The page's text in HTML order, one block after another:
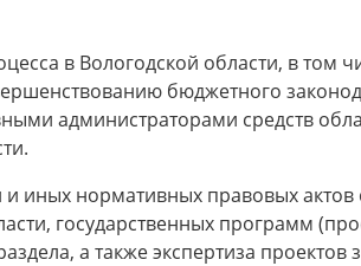
в Вологодской области, в том
бюджетного
администраторами средств
и иных нормативных правовых
государственных программ
а также экспертиза